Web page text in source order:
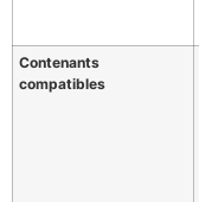
Contenants
compatibles